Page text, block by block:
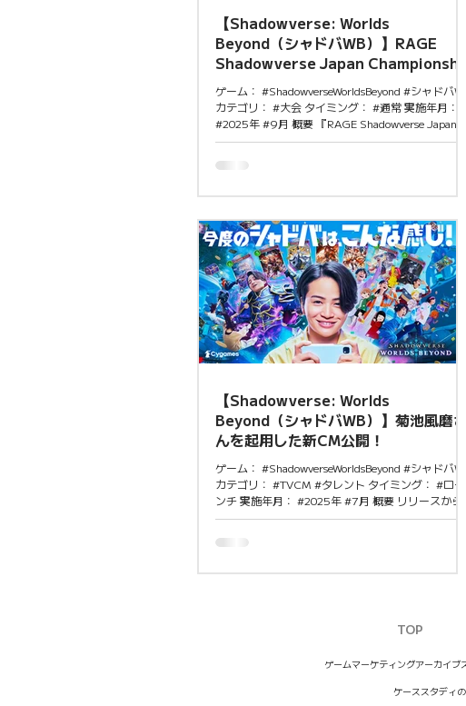
【Shadowverse: Worlds
Beyond（シャドバWB）】RAGE
Shadowverse Japan Championship
2025 開催
ゲーム： #ShadowverseWorldsBeyond #シャドバWB
カテゴリ： #大会 タイミング： #通常 実施年月：
#2025年 #9月 概要 『RAGE Shadowverse Japan
Championship 2025（RJCS）』エントリー開始！
Prix 2025 Day 1参加権利を獲得できる。 開催形式：
（土） Day 2：9月21日（日） Grand Finals 10月19
日（日） 使用カード：第1〜3弾パック（特定カード
除外） 試合形式：構築戦・2デッキBO1・BO3（決
勝） 賞金 優勝：500万円＋複数大会の参加権利＋特
別称号 注目ポイント 新作『Shadowverse: Worlds
Beyond』の競技シーン本格始動。新カードパックを
使用した構築戦で競技フォーマットが明確で、初心
者〜上級者まで
【Shadowverse: Worlds
Beyond（シャドバWB）】菊池風磨さ
んを起用した新CM公開！
ゲーム： #ShadowverseWorldsBeyond #シャドバWB
カテゴリ： #TVCM #タレント タイミング： #ロー
ンチ 実施年月： #2025年 #7月 概要 リリースから
約1ヶ月後の2025年7月18日〜菊池風磨さんを起用
篇／超進化篇（各15秒）が公開された。 登場編では
や、 派手な必殺技「超進化」を前面に押し出し、 前
い世界観を演出している。従来のカードゲーマー層
TOP
ゲームマーケティングアーカイ
ケーススタディ